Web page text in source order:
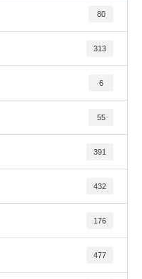
80
313
6
55
391
432
176
477